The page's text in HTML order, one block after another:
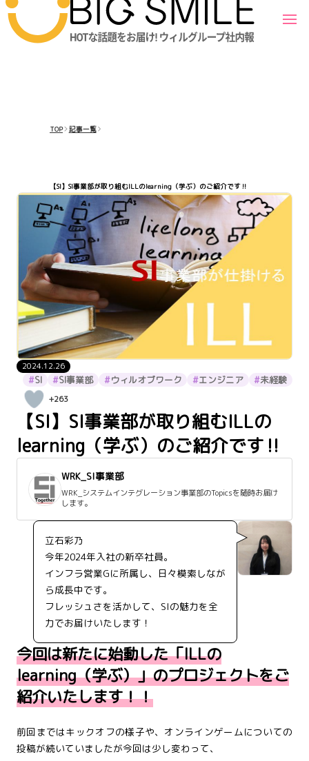
TOP 記事一覧
【SI】SI事業部が取り組むILLのlearning（学ぶ）のご紹介です‼
2024.12.26
SI SI事業部 ウィルオブワーク エンジニア 未経験
+263
【SI】SI事業部が取り組むILLの
learning（学ぶ）のご紹介です‼
WRK_SI事業部
WRK_システムインテグレーション事業部のTopicsを随時お届け
します。
立石彩乃
今年2024年入社の新卒社員。
インフラ営業Gに所属し、日々模索しなが
ら成長中です。
フレッシュさを活かして、SIの魅力を全
力でお届けいたします！
今回は新たに始動した「ILLの
learning（学ぶ）」のプロジェクトをご
紹介いたします！！
前回まではキックオフの様子や、オンラインゲームについての
投稿が続いていましたが今回は少し変わって、